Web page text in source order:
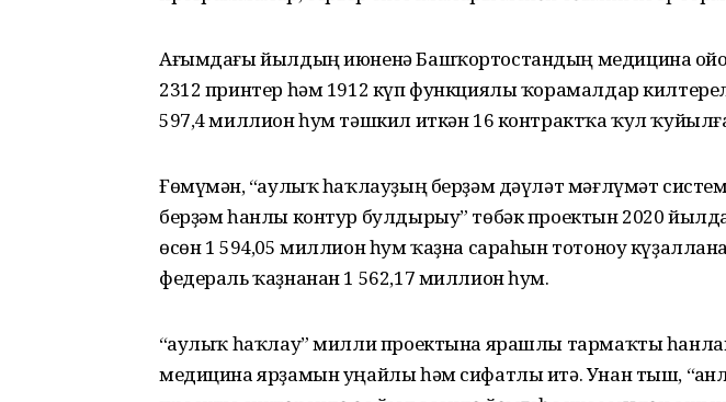
Ағымдағы йылдың июненә Башҡортостандың медицина
2312 принтер һәм 1912 күп функциялы ҡорамалдар
597,4 миллион һум тәшкил иткән 16 контрактҡа ҡул
Ғөмүмән, “Һаулыҡ һаҡлауҙың берҙәм дәүләт мәғлүмәт
берҙәм һанлы контур булдырыу” төбәк проектын 2020
өсөн 1 594,05 миллион һум ҡаҙна сараһын тотоноу
федераль ҡаҙнанан 1 562,17 миллион һум.
“Һаулыҡ һаҡлау” милли проектына ярашлы тармаҡты
медицина ярҙамын уңайлы һәм сифатлы итә. Унан тыш,